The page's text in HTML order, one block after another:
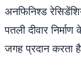
अनफिनिश्ड
पतली दीवार
जगह प्रदान करता